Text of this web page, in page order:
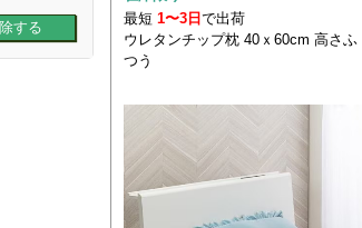
最短 1〜3日 で出荷
ウレタンチップ枕 40ｘ60cm 高さふ
つう